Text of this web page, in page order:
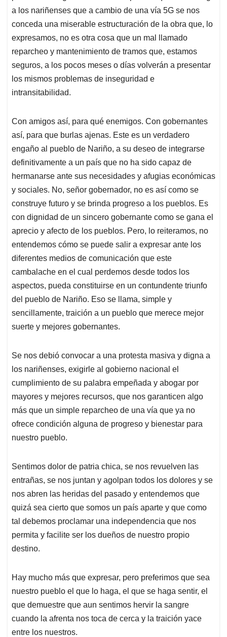
a los nariñenses que a cambio de una vía 5G se nos
conceda una miserable estructuración de la obra que, lo
expresamos, no es otra cosa que un mal llamado
reparcheo y mantenimiento de tramos que, estamos
seguros, a los pocos meses o días volverán a presentar
los mismos problemas de inseguridad e
intransitabilidad.
Con amigos así, para qué enemigos. Con gobernantes
así, para que burlas ajenas. Este es un verdadero
engaño al pueblo de Nariño, a su deseo de integrarse
definitivamente a un país que no ha sido capaz de
hermanarse ante sus necesidades y afugias económicas
y sociales. No, señor gobernador, no es así como se
construye futuro y se brinda progreso a los pueblos. Es
con dignidad de un sincero gobernante como se gana el
aprecio y afecto de los pueblos. Pero, lo reiteramos, no
entendemos cómo se puede salir a expresar ante los
diferentes medios de comunicación que este
cambalache en el cual perdemos desde todos los
aspectos, pueda constituirse en un contundente triunfo
del pueblo de Nariño. Eso se llama, simple y
sencillamente, traición a un pueblo que merece mejor
suerte y mejores gobernantes.
Se nos debió convocar a una protesta masiva y digna a
los nariñenses, exigirle al gobierno nacional el
cumplimiento de su palabra empeñada y abogar por
mayores y mejores recursos, que nos garanticen algo
más que un simple reparcheo de una vía que ya no
ofrece condición alguna de progreso y bienestar para
nuestro pueblo.
Sentimos dolor de patria chica, se nos revuelven las
entrañas, se nos juntan y agolpan todos los dolores y se
nos abren las heridas del pasado y entendemos que
quizá sea cierto que somos un país aparte y que como
tal debemos proclamar una independencia que nos
permita y facilite ser los dueños de nuestro propio
destino.
Hay mucho más que expresar, pero preferimos que sea
nuestro pueblo el que lo haga, el que se haga sentir, el
que demuestre que aun sentimos hervir la sangre
cuando la afrenta nos toca de cerca y la traición yace
entre los nuestros.